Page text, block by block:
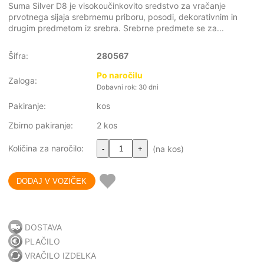
Suma Silver D8 je visokoučinkovito sredstvo za vračanje
prvotnega sijaja srebrnemu priboru, posodi, dekorativnim in
drugim predmetom iz srebra. Srebrne predmete se za...
Šifra: 280567
Zaloga:
Po naročilu
Dobavni rok: 30 dni
Pakiranje:
kos
Zbirno pakiranje:
2 kos
Količina za naročilo: - + (na kos)
DOSTAVA
PLAČILO
VRAČILO IZDELKA